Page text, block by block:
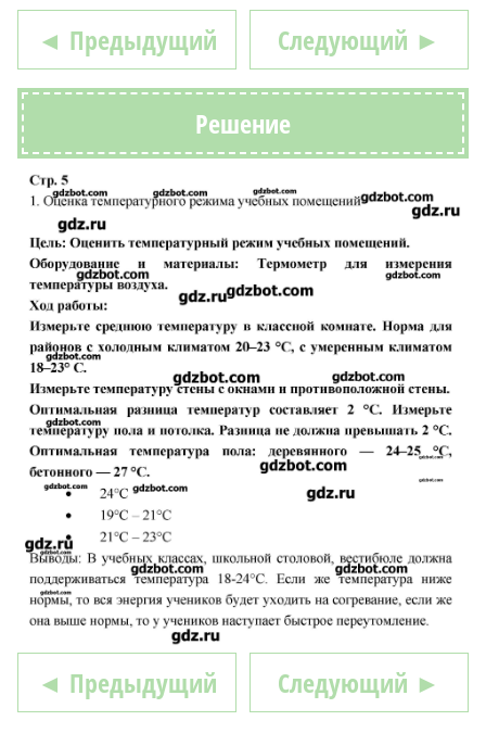
◄ Предыдущий Следующий ►
Решение
◄ Предыдущий Следующий ►